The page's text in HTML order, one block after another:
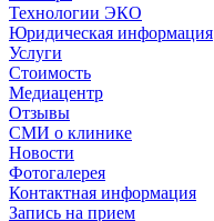
Технологии ЭКО
Юридическая информация
Услуги
Стоимость
Медиацентр
Отзывы
СМИ о клинике
Новости
Фотогалерея
Контактная информация
Запись на прием